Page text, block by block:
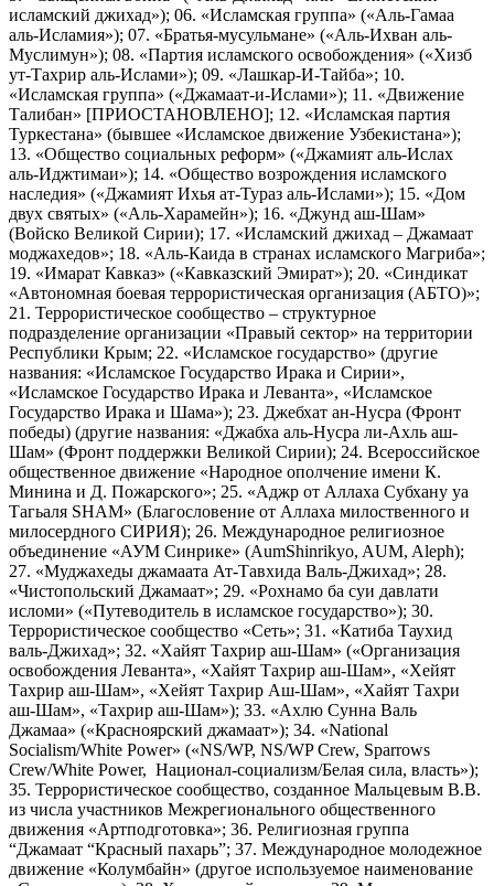
исламский джихад»); 06. «Исламская группа» («Аль-Гамаа
аль-Исламия»); 07. «Братья-мусульмане» («Аль-Ихван аль-
Муслимун»); 08. «Партия исламского освобождения» («Хизб
ут-Тахрир аль-Ислами»); 09. «Лашкар-И-Тайба»; 10.
«Исламская группа» («Джамаат-и-Ислами»); 11. «Движение
Талибан» [ПРИОСТАНОВЛЕНО]; 12. «Исламская партия
Туркестана» (бывшее «Исламское движение Узбекистана»);
13. «Общество социальных реформ» («Джамият аль-Ислах
аль-Иджтимаи»); 14. «Общество возрождения исламского
наследия» («Джамият Ихья ат-Тураз аль-Ислами»); 15. «Дом
двух святых» («Аль-Харамейн»); 16. «Джунд аш-Шам»
(Войско Великой Сирии); 17. «Исламский джихад – Джамаат
моджахедов»; 18. «Аль-Каида в странах исламского Магриба»;
19. «Имарат Кавказ» («Кавказский Эмират»); 20. «Синдикат
«Автономная боевая террористическая организация (АБТО)»;
21. Террористическое сообщество – структурное
подразделение организации «Правый сектор» на территории
Республики Крым; 22. «Исламское государство» (другие
названия: «Исламское Государство Ирака и Сирии»,
«Исламское Государство Ирака и Леванта», «Исламское
Государство Ирака и Шама»); 23. Джебхат ан-Нусра (Фронт
победы) (другие названия: «Джабха аль-Нусра ли-Ахль аш-
Шам» (Фронт поддержки Великой Сирии); 24. Всероссийское
общественное движение «Народное ополчение имени К.
Минина и Д. Пожарского»; 25. «Аджр от Аллаха Субхану уа
Тагьаля SHAM» (Благословение от Аллаха милоственного и
милосердного СИРИЯ); 26. Международное религиозное
объединение «АУМ Синрике» (AumShinrikyo, AUM, Aleph);
27. «Муджахеды джамаата Ат-Тавхида Валь-Джихад»; 28.
«Чистопольский Джамаат»; 29. «Рохнамо ба суи давлати
исломи» («Путеводитель в исламское государство»); 30.
Террористическое сообщество «Сеть»; 31. «Катиба Таухид
валь-Джихад»; 32. «Хайят Тахрир аш-Шам» («Организация
освобождения Леванта», «Хайят Тахрир аш-Шам», «Хейят
Тахрир аш-Шам», «Хейят Тахрир Аш-Шам», «Хайят Тахри
аш-Шам», «Тахрир аш-Шам»); 33. «Ахлю Сунна Валь
Джамаа» («Красноярский джамаат»); 34. «National
Socialism/White Power» («NS/WP, NS/WP Crew, Sparrows
Crew/White Power, Национал-социализм/Белая сила, власть»);
35. Террористическое сообщество, созданное Мальцевым В.В.
из числа участников Межрегионального общественного
движения «Артподготовка»; 36. Религиозная группа
“Джамаат “Красный пахарь”; 37. Международное молодежное
движение «Колумбайн» (другое используемое наименование